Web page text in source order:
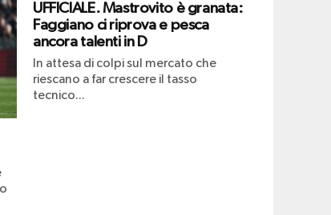
UFFICIALE. Mastrovito è granata:
Faggiano ci riprova e pesca
ancora talenti in D
In attesa di colpi sul mercato che
riescano a far crescere il tasso
tecnico...